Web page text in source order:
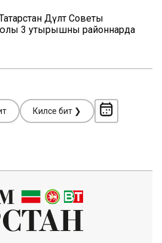
Дәүләт Советы
3 утырышны районнарда
Киләсе бит ❯